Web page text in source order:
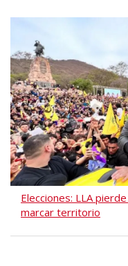
Elecciones: LLA
marcar territorio